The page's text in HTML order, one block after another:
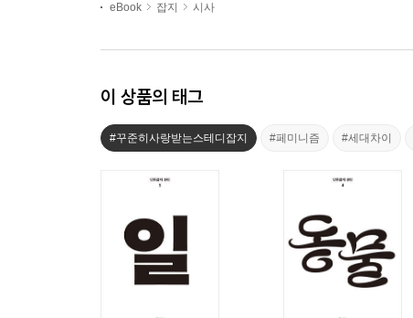
eBook 잡지 시사
이 상품의 태그
#꾸준히사랑받는스테디잡지 #페미니즘 #세대차이